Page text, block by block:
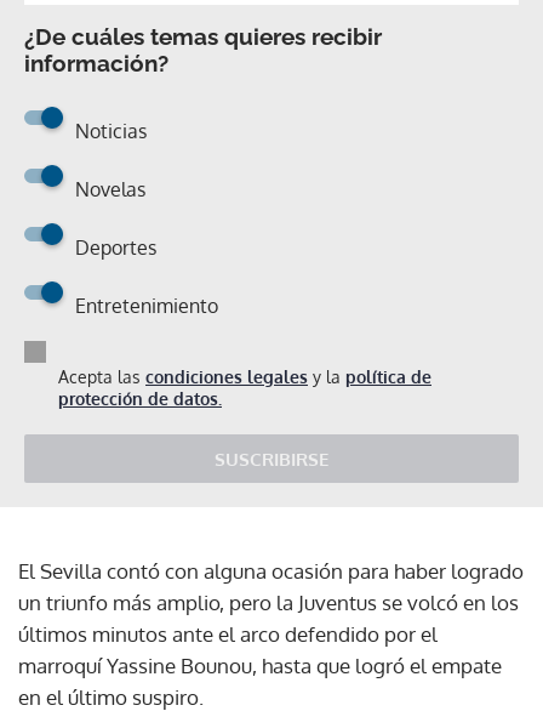
¿De cuáles temas quieres recibir
información?
Noticias
Novelas
Deportes
Entretenimiento
Acepta las condiciones legales y la política de
protección de datos.
SUSCRIBIRSE
El Sevilla contó con alguna ocasión para haber logrado
un triunfo más amplio, pero la Juventus se volcó en los
últimos minutos ante el arco defendido por el
marroquí Yassine Bounou, hasta que logró el empate
en el último suspiro.